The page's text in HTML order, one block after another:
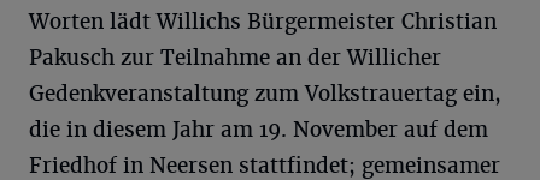
Worten lädt Willichs Bürgermeister Christian
Pakusch zur Teilnahme an der Willicher
Gedenkveranstaltung zum Volkstrauertag ein,
die in diesem Jahr am 19. November auf dem
Friedhof in Neersen stattfindet; gemeinsamer